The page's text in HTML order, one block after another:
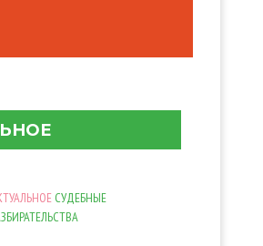
СУДЕБНЫЕ